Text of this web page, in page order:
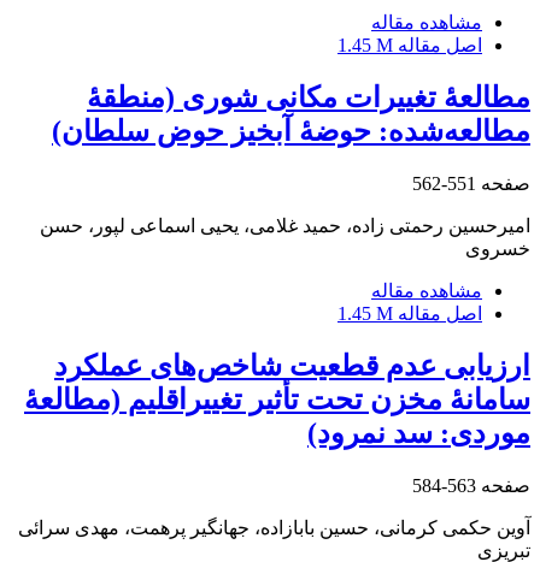
مشاهده مقاله
اصل مقاله 1.45 M
مطالعۀ تغییرات مکانی شوری (منطقۀ
‌مطالعه‌شده: حوضۀ آبخیز حوض سلطان)
صفحه 551-562
امیرحسین رحمتی زاده، حمید غلامی، یحیی اسماعی ل‏پور، حسن
خسروی
مشاهده مقاله
اصل مقاله 1.45 M
ارزیابی عدم قطعیت شاخص‌های عملکرد
سامانۀ مخزن تحت تأثیر تغییراقلیم (مطالعۀ
موردی: سد نمرود)
صفحه 563-584
آوین حکمی کرمانی، حسین بابازاده، جهانگیر پرهمت، مهدی سرائی
تبریزی